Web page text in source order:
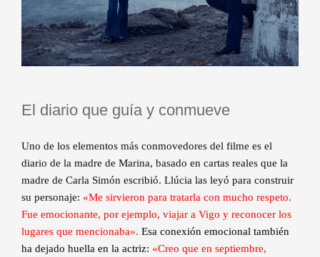
El diario que guía y conmueve
Uno de los elementos más conmovedores del filme es el
diario de la madre de Marina, basado en cartas reales que la
madre de Carla Simón escribió. Llúcia las leyó para construir
su personaje: «Me sirvieron para tratarla con mucho respeto.
Fue emocionante, por ejemplo, viajar a Vigo y reconocer los
lugares que mencionaba». Esa conexión emocional también
ha dejado huella en la actriz: «Creo que en septiembre,